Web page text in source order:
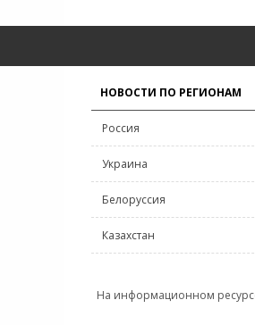
НОВОСТИ ПО РЕГИОНАМ
Россия
Украина
Белоруссия
Казахстан
На информационном